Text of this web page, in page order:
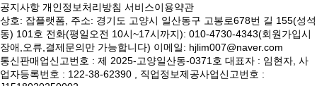
공지사항 개인정보처리방침 서비스이용약관
상호: 잡플랫폼, 주소: 경기도 고양시 일산동구 고봉로678번 길 155(성석
동) 101호 전화(평일오전 10시~17시까지): 010-4730-4343(회원가입시
장애,오류,결제문의만 가능합니다) 이메일: hjlim007@naver.com
통신판매업신고번호 : 제 2025-고양일산동-0371호 대표자 : 임현자, 사
업자등록번호 : 122-38-62390 , 직업정보제공사업신고번호 :